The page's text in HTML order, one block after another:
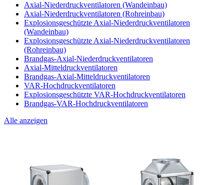
Axial-Niederdruckventilatoren (Wandeinbau)
Axial-Niederdruckventilatoren (Rohreinbau)
Explosionsgeschützte Axial-Niederdruckventilatoren
(Wandeinbau)
Explosionsgeschützte Axial-Niederdruckventilatoren
(Rohreinbau)
Brandgas-Axial-Niederdruckventilatoren
Axial-Mitteldruckventilatoren
Brandgas-Axial-Mitteldruckventilatoren
VAR-Hochdruckventilatoren
Explosionsgeschützte VAR-Hochdruckventilatoren
Brandgas-VAR-Hochdruckventilatoren
Alle anzeigen